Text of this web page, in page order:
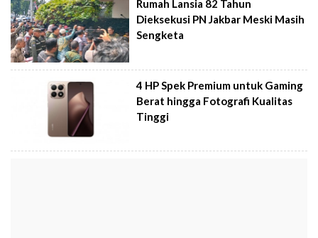
Rumah Lansia 82 Tahun
Dieksekusi PN Jakbar Meski Masih
Sengketa
4 HP Spek Premium untuk Gaming
Berat hingga Fotografi Kualitas
Tinggi